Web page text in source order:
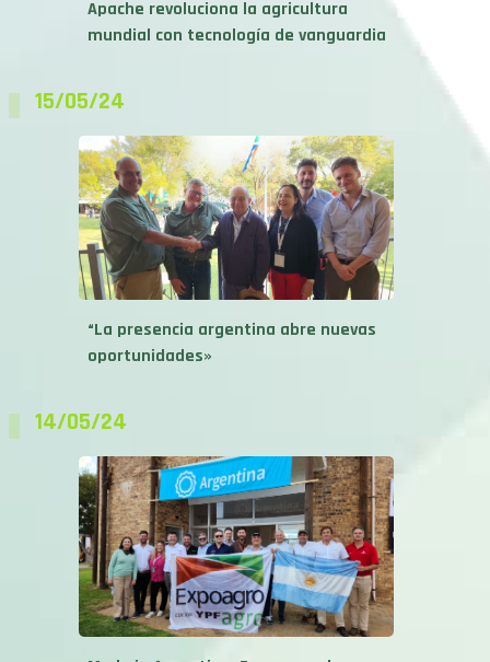
Apache revoluciona la agricultura
mundial con tecnología de vanguardia
15/05/24
“La presencia argentina abre nuevas
oportunidades»
14/05/24